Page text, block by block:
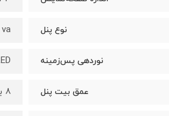
نوع پنل va
نوردهی پس‌زمینه
عمق بیت پنل 8 بیت